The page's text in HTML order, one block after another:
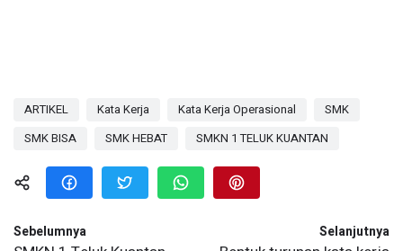
ARTIKEL Kata Kerja Kata Kerja Operasional
SMK
SMK BISA
SMK HEBAT SMKN 1 TELUK KUANTAN
Sebelumnya Selanjutnya